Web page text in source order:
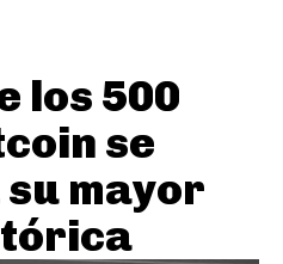
los 500
se
mayor